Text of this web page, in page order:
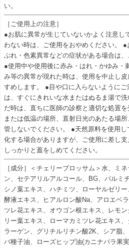
い。
［ご使用上の注意］
●お肌に異常が生じていないかよく注意し
わない時は、ご使用をおやめください。
ぶれ・色素異常などの症状がある場合は、
●使用中や使用後に赤み・はれ・かゆみ・
み等の異常が現れた時は、使用を中止し
すめします。 ●目や口に入らないように
は、すぐにきれいな水またはぬるま湯で
だ時は、直ちに医師の診察と適切な処置
または低温の場所、直射日光のあたる場
管しないでください。 ●天然原料を使用
化する場合がありますが、ご使用に差し
しっかりと蓋をしめてください。
［成分］＜チェリーブロッサム＞水、ミ
ン、セテアリルアルコール、BG、パルミ
シノ葉エキス、ハチミツ、ローヤルゼリ
酵液エキス、ヒアルロン酸Na、アロエベ
ツレ花エキス、オウゴン根エキス、レモ
リー葉エキス、ローマカミツレ花エキス
ラーゲン、グリチルリチン酸2K、シア脂
バ種子油、ローズヒップ油(カニナバラ果